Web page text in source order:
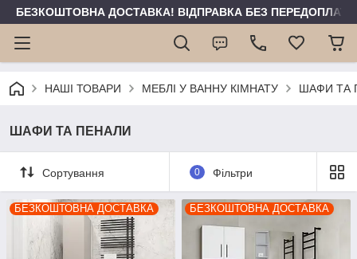
БЕЗКОШТОВНА ДОСТАВКА! ВІДПРАВКА БЕЗ ПЕРЕДОПЛАТИ
НАШІ ТОВАРИ МЕБЛІ У ВАННУ КІМНАТУ ШАФИ ТА
ШАФИ ТА ПЕНАЛИ
Сортування 0 Фільтри
БЕЗКОШТОВНА ДОСТАВКА БЕЗКОШТОВНА ДОСТАВКА